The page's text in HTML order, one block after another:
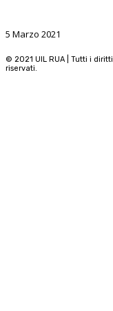
5 Marzo 2021
© 2021 UIL RUA | Tutti i diritti
riservati.